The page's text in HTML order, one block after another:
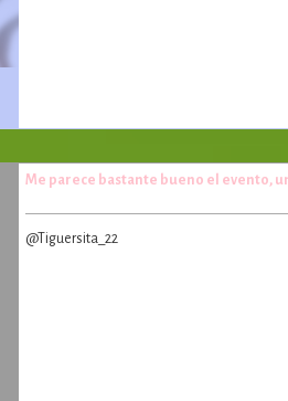
Me parece bastante bueno el evento,
@Tiguersita_22